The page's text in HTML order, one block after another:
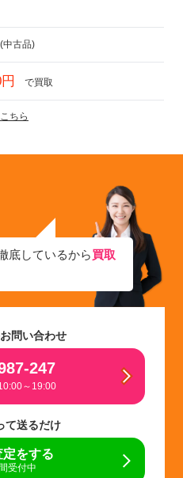
中古品)
で買取
ちら
底しているから買取
問い合わせ
247
～19:00
て送るだけ
定をする
受付中